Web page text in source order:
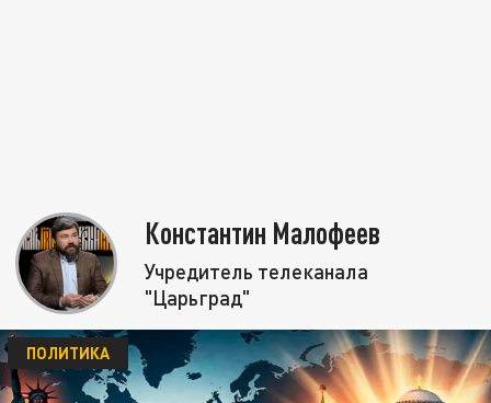
Константин Малофеев
Учредитель телеканала
"Царьград"
ПОЛИТИКА